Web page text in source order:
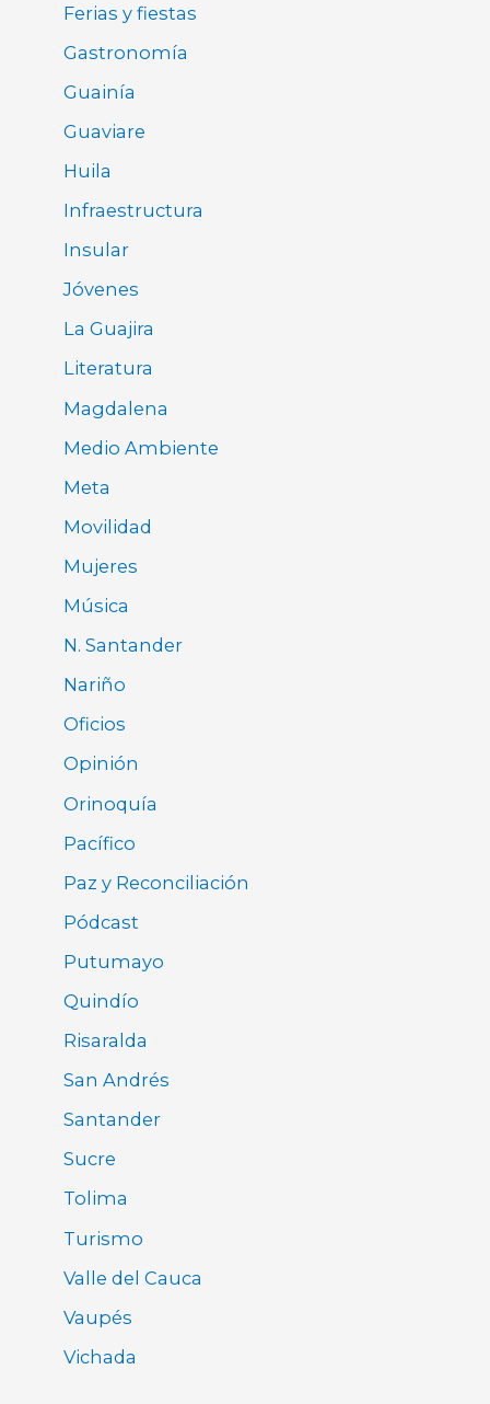
Ferias y fiestas
Gastronomía
Guainía
Guaviare
Huila
Infraestructura
Insular
Jóvenes
La Guajira
Literatura
Magdalena
Medio Ambiente
Meta
Movilidad
Mujeres
Música
N. Santander
Nariño
Oficios
Opinión
Orinoquía
Pacífico
Paz y Reconciliación
Pódcast
Putumayo
Quindío
Risaralda
San Andrés
Santander
Sucre
Tolima
Turismo
Valle del Cauca
Vaupés
Vichada